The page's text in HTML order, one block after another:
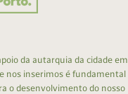
da autarquia da cidade em
nos inserimos é fundamental
o desenvolvimento do nosso